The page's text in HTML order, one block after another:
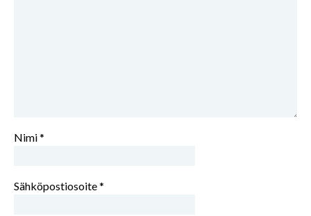
Nimi*
Sähköpostiosoite*